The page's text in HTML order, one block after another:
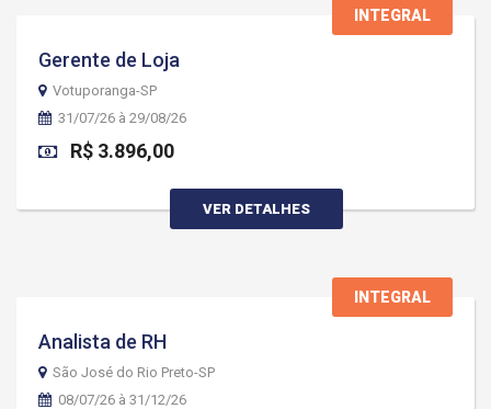
INTEGRAL
Gerente de Loja
Votuporanga-SP
31/07/26 à 29/08/26
R$ 3.896,00
VER DETALHES
INTEGRAL
Analista de RH
São José do Rio Preto-SP
08/07/26 à 31/12/26